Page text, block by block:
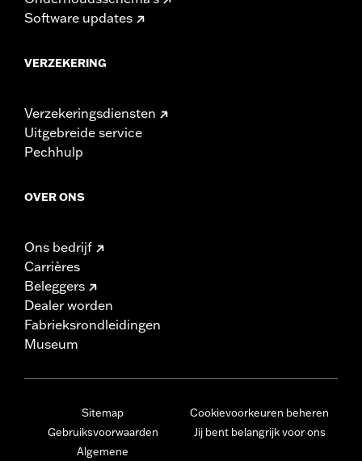
Software updates
VERZEKERING
Verzekeringsdiensten
Uitgebreide service
Pechhulp
OVER ONS
Ons bedrijf
Carrières
Beleggers
Dealer worden
Fabrieksrondleidingen
Museum
Sitemap
Gebruiksvoorwaarden
Algemene
Cookievoorkeuren beheren
Jij bent belangrijk voor ons